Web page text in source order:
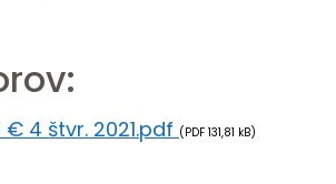
€ 4 štvr. 2021.pdf (PDF 131,81 kB)